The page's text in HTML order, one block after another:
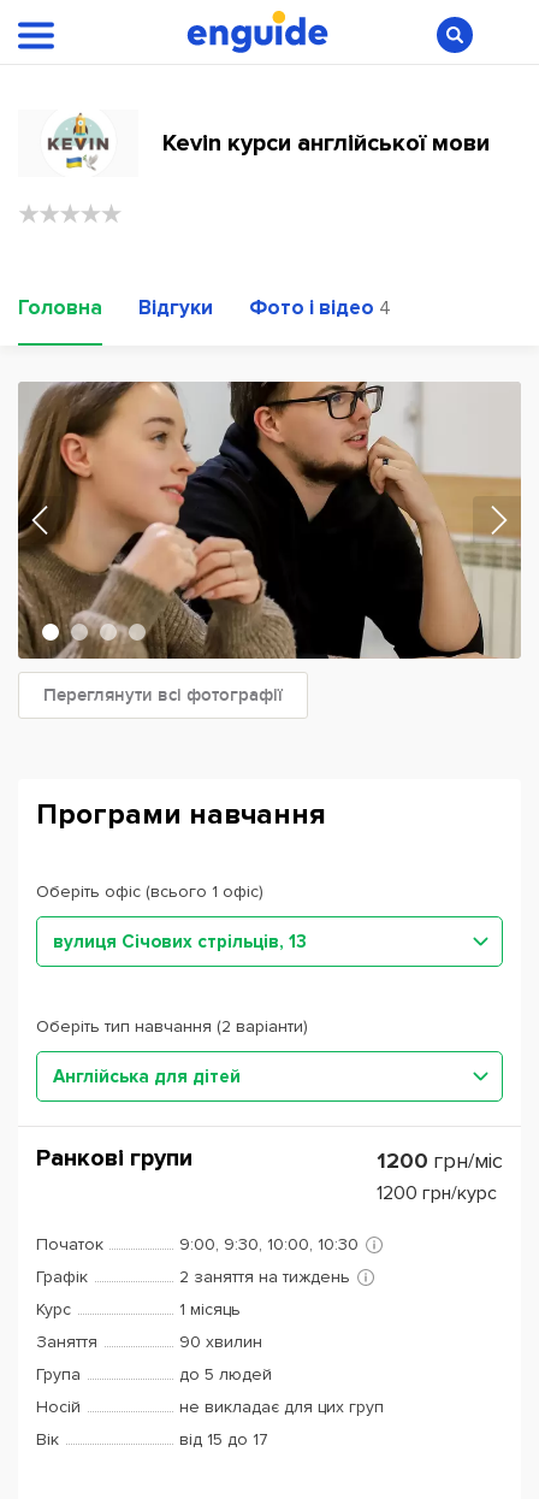
Kevin курси англійської мови
Головна Відгуки Фото і відео 4
Переглянути всі фотографії
Програми навчання
Оберіть офіс (всього 1 офіс)
вулиця Січових стрільців, 13
Оберіть тип навчання (2 варіанти)
Англійська для дітей
Ранкові групи 1200 грн/міс
1200 грн/курс
Початок
9:00, 9:30, 10:00, 10:30
Графік
2 заняття на тиждень
Курс
1 місяць
Заняття
90 хвилин
Група
до 5 людей
Носій
не викладає для цих груп
Вік
від 15 до 17